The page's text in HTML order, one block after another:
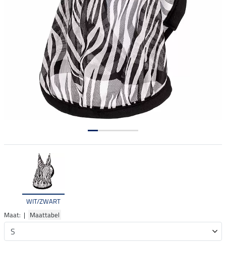
WIT/ZWART
Maat: | Maattabel